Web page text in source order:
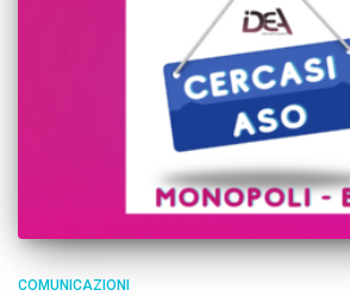
COMUNICAZIONI